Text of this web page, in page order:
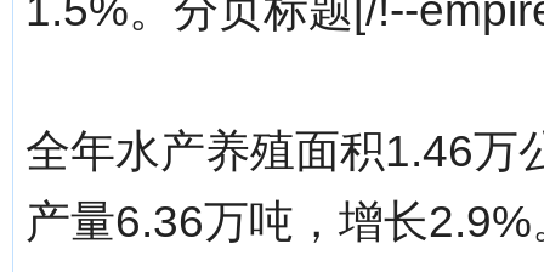
1.5%。分页标题[/!--
全年水产养殖面积1.46万
产量6.36万吨，增长2.9%